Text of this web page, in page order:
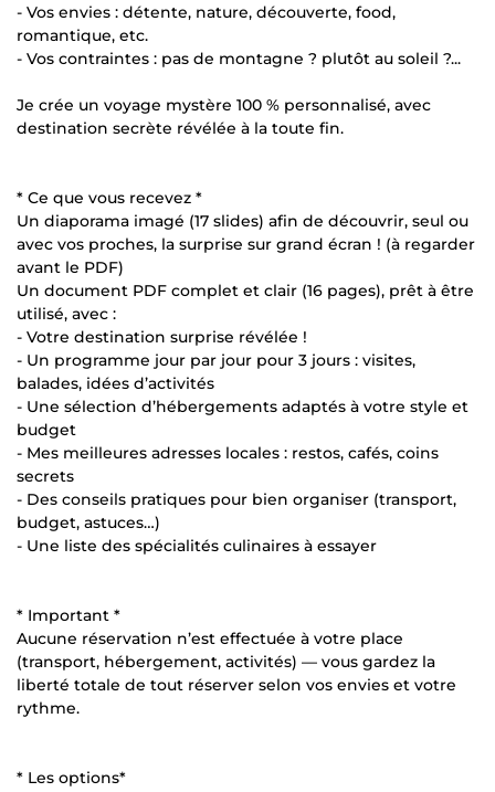
- Vos envies : détente, nature, découverte, food,
romantique, etc.
- Vos contraintes : pas de montagne ? plutôt au soleil ?...
Je crée un voyage mystère 100 % personnalisé, avec
destination secrète révélée à la toute fin.
* Ce que vous recevez *
Un diaporama imagé (17 slides) afin de découvrir, seul ou
avec vos proches, la surprise sur grand écran ! (à regarder
avant le PDF)
Un document PDF complet et clair (16 pages), prêt à être
utilisé, avec :
- Votre destination surprise révélée !
- Un programme jour par jour pour 3 jours : visites,
balades, idées d’activités
- Une sélection d’hébergements adaptés à votre style et
budget
- Mes meilleures adresses locales : restos, cafés, coins
secrets
- Des conseils pratiques pour bien organiser (transport,
budget, astuces…)
- Une liste des spécialités culinaires à essayer
* Important *
Aucune réservation n’est effectuée à votre place
(transport, hébergement, activités) — vous gardez la
liberté totale de tout réserver selon vos envies et votre
rythme.
* Les options*